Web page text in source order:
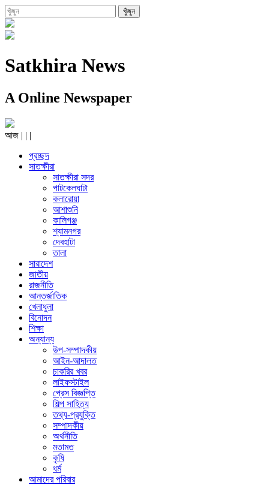
Satkhira News
A Online Newspaper
আজ | | |
প্রচ্ছদ
সাতক্ষীরা
সাতক্ষীরা সদর
পাটকেলঘাটা
কলারোয়া
আশাশুনি
কালিগঞ্জ
শ্যামনগর
দেবহাটা
তালা
সারাদেশ
জাতীয়
রাজনীতি
আন্তর্জাতিক
খেলাধুলা
বিনোদন
শিক্ষা
অন্যান্য
উপ-সম্পাদকীয়
আইন-আদালত
চাকরির খবর
লাইফস্টাইল
প্রেস বিজ্ঞপ্তি
শিল্প সাহিত্য
তথ্য-প্রযুক্তি
সম্পাদকীয়
অর্থনীতি
মতামত
কৃষি
ধর্ম
আমাদের পরিবার